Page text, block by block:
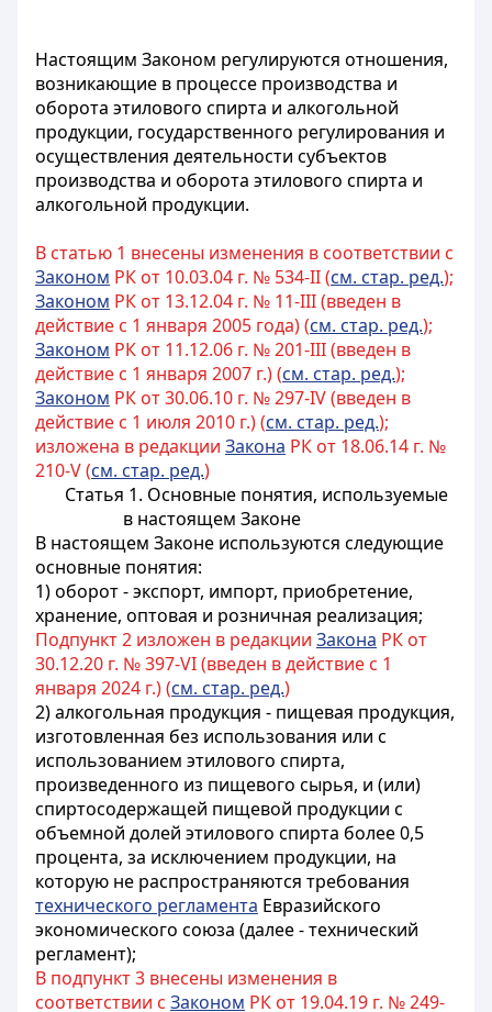
Настоящим Законом регулируются отношения,
возникающие в процессе производства и
оборота этилового спирта и алкогольной
продукции, государственного регулирования и
осуществления деятельности субъектов
производства и оборота этилового спирта и
алкогольной продукции.
В статью 1 внесены изменения в соответствии с
Законом РК от 10.03.04 г. № 534-II (см. стар. ред.);
Законом РК от 13.12.04 г. № 11-III (введен в
действие с 1 января 2005 года) (см. стар. ред.);
Законом РК от 11.12.06 г. № 201-III (введен в
действие с 1 января 2007 г.) (см. стар. ред.);
Законом РК от 30.06.10 г. № 297-IV (введен в
действие с 1 июля 2010 г.) (см. стар. ред.);
изложена в редакции Закона РК от 18.06.14 г. №
210-V (см. стар. ред.)
Статья 1. Основные понятия, используемые
в настоящем Законе
В настоящем Законе используются следующие
основные понятия:
1) оборот - экспорт, импорт, приобретение,
хранение, оптовая и розничная реализация;
Подпункт 2 изложен в редакции Закона РК от
30.12.20 г. № 397-VI (введен в действие с 1
января 2024 г.) (см. стар. ред.)
2) алкогольная продукция - пищевая продукция,
изготовленная без использования или с
использованием этилового спирта,
произведенного из пищевого сырья, и (или)
спиртосодержащей пищевой продукции с
объемной долей этилового спирта более 0,5
процента, за исключением продукции, на
которую не распространяются требования
технического регламента Евразийского
экономического союза (далее - технический
регламент);
В подпункт 3 внесены изменения в
соответствии с Законом РК от 19.04.19 г. № 249-